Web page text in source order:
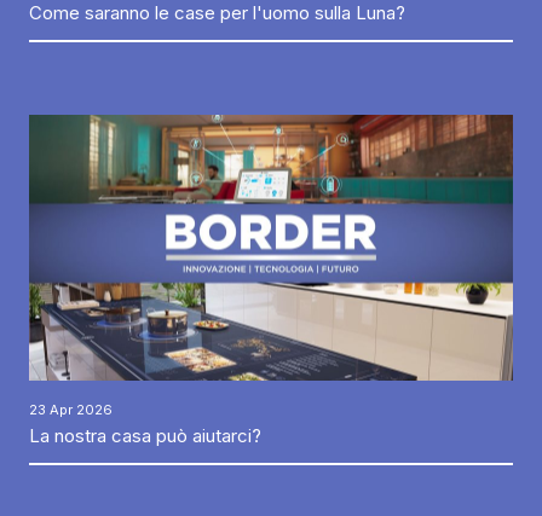
Come saranno le case per l'uomo sulla Luna?
23 Apr 2026
La nostra casa può aiutarci?